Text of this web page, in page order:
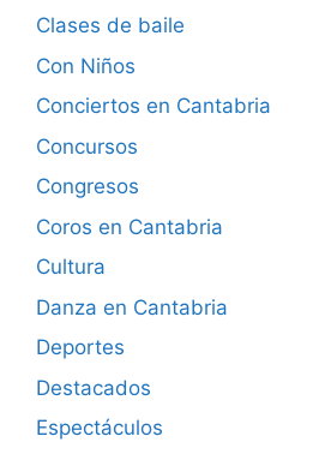
Clases de baile
Con Niños
Conciertos en Cantabria
Concursos
Congresos
Coros en Cantabria
Cultura
Danza en Cantabria
Deportes
Destacados
Espectáculos